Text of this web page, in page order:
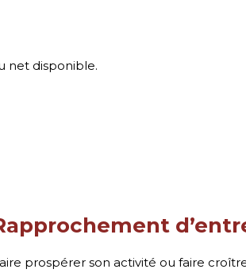
net disponible.
prospérer son activité ou faire